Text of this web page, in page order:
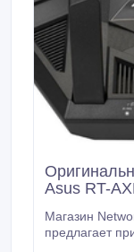
Asus RT-
Магазин
предлагает